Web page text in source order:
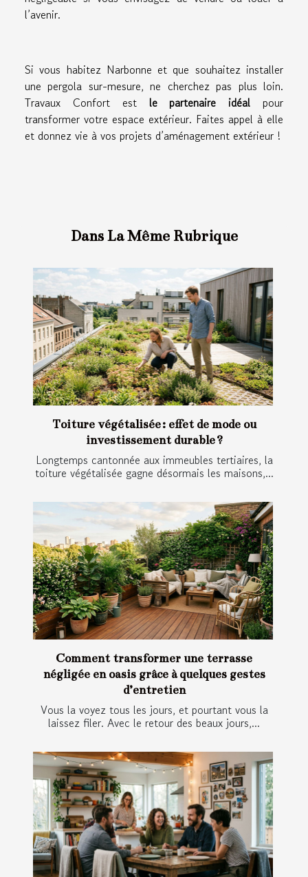
l’avenir.
Si vous habitez Narbonne et que souhaitez installer
une pergola sur-mesure, ne cherchez pas plus loin.
Travaux Confort est le partenaire idéal pour
transformer votre espace extérieur. Faites appel à elle
et donnez vie à vos projets d’aménagement extérieur !
Dans La Même Rubrique
Toiture végétalisée : effet de mode ou
investissement durable ?
Longtemps cantonnée aux immeubles tertiaires, la
toiture végétalisée gagne désormais les maisons,...
Comment transformer une terrasse
négligée en oasis grâce à quelques gestes
d’entretien
Vous la voyez tous les jours, et pourtant vous la
laissez filer. Avec le retour des beaux jours,...